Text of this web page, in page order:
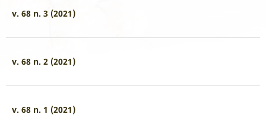
v. 68 n. 3 (2021)
v. 68 n. 2 (2021)
v. 68 n. 1 (2021)